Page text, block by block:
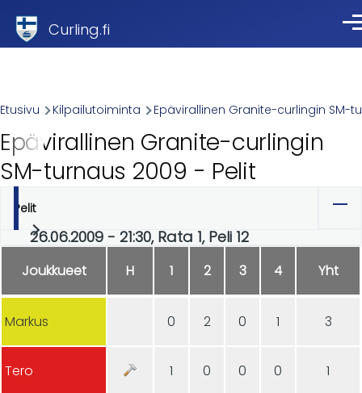
Curling.fi
Breadcrumb
Etusivu Kilpailutoiminta Epävirallinen Granite-curlingin SM-
Epävirallinen Granite-curlingin
SM-turnaus 2009 - Pelit
Ensisijaiset
välilehdet
Pelit
26.06.2009 - 21:30, Rata 1, Peli 12
Joukkueet H 1 2 3 4 Yht
Markus 0 2 0 1 3
Tero 1 0 0 0 1